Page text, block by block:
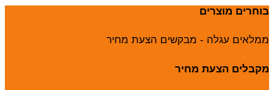
בוחרים מוצרים
ממלאים עגלה - מבקשים הצעת מחיר
מקבלים הצעת מחיר